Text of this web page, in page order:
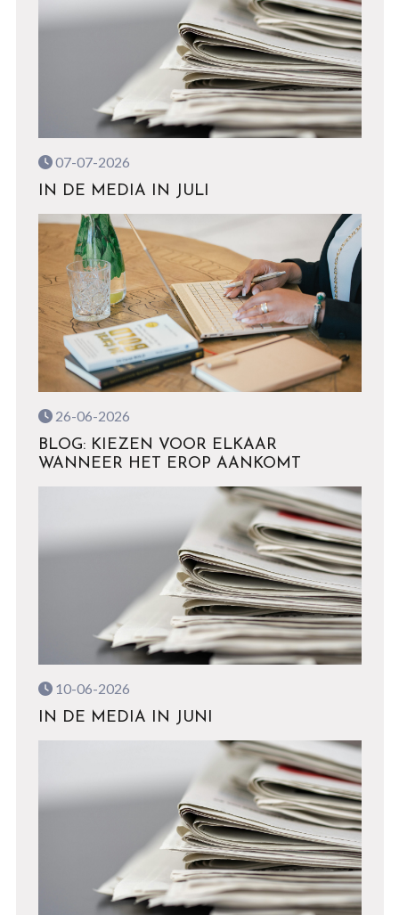
07-07-2026
IN DE MEDIA IN JULI
26-06-2026
BLOG: KIEZEN VOOR ELKAAR
WANNEER HET EROP AANKOMT
10-06-2026
IN DE MEDIA IN JUNI